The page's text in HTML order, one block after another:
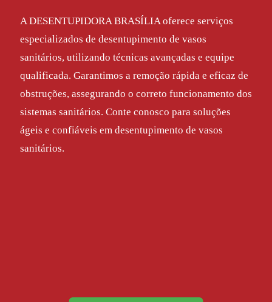
A DESENTUPIDORA BRASÍLIA oferece serviços
especializados de desentupimento de vasos
sanitários, utilizando técnicas avançadas e equipe
qualificada. Garantimos a remoção rápida e eficaz de
obstruções, assegurando o correto funcionamento dos
sistemas sanitários. Conte conosco para soluções
ágeis e confiáveis em desentupimento de vasos
sanitários.